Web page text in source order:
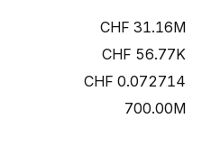
31.16M
56.77K
0.072714
700.00M